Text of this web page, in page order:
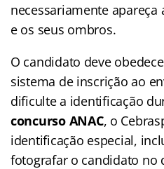
necessariamente apareça
e os seus ombros.
O candidato deve
sistema de inscrição ao
dificulte a identificação
concurso ANAC, o
identificação especial,
fotografar o candidato no